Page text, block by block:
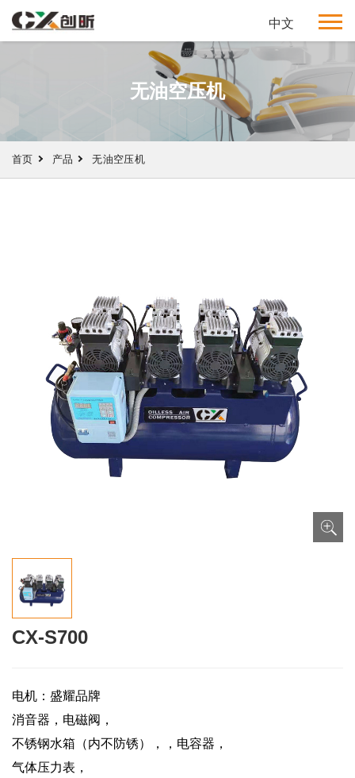
中文
无油空压机
首页 产品 无油空压机
CX-S700
电机：盛耀品牌
消音器，电磁阀，
不锈钢水箱（内不防锈），，电容器，
气体压力表，